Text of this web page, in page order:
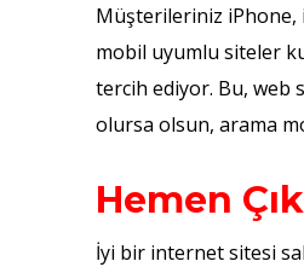
Müşterileriniz iPhone,
mobil uyumlu siteler
tercih ediyor. Bu, web
olursa olsun, arama
Hemen
İyi bir internet sitesi